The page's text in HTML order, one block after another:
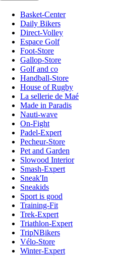
Basket-Center
Daily Bikers
Direct-Volley
Espace Golf
Foot-Store
Gallop-Store
Golf and co
Handball-Store
House of Rugby
La sellerie de Maé
Made in Paradis
Nauti-wave
On-Fight
Padel-Expert
Pecheur-Store
Pet and Garden
Slowood Interior
Smash-Expert
Sneak'In
Sneakids
Sport is good
Training-Fit
Trek-Expert
Triathlon-Expert
TripNBikers
Vélo-Store
Winter-Expert